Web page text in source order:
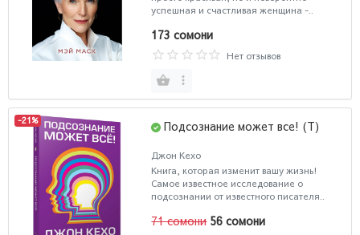
успешная и счастливая женщина -..
173 сомони
Нет отзывов
-21% Подсознание может все! (Т)
Джон Кехо
Книга, которая изменит вашу жизнь!
Самое известное исследование о
подсознании от известного писателя..
71 сомони 56 сомони